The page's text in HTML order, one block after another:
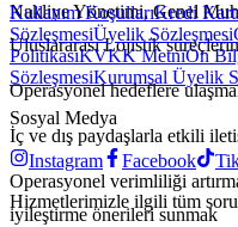
Nakliye Yönetimi, Genel
Uluslararası Lojistik
Operasyonel hedeflere
İç ve dış paydaşlarla etkili
Operasyonel verimliliği
iyileştirme önerileri sunmak
Kullanım KoşullarıKredi
SözleşmesiÜyelik Sözleşmesi
PolitikasıKVKK MetniÖn
SözleşmesiKurumsal Üyelik
Sosyal Medya
Instagram Facebook
Hizmetlerimizle ilgili tüm